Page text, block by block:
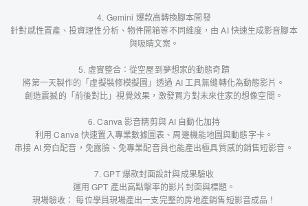
4. Gemini 爆款高轉換腳本開發
針對感性置產、投資理性分析、物件開箱等不同維度，由 AI 快速生成影音腳本
與吸睛文案。
5. 虛實整合：從空屋到夢想家的動態奇蹟
將第一天製作的「虛擬裝修模擬圖」透過 AI 工具無縫轉化為動態影片。
創造震撼的「前後對比」視覺效果，激發買方對未來住家的想像空間。
6. Canva 影音精剪與 AI 自動化加持
利用 Canva 快速置入專業數據圖表、周邊機能地圖與動態字卡。
串接 AI 旁白配音，免露臉、免專業配音員也能產出極具質感的銷售短影音。
7. GPT 爆款封面設計與成果驗收
運用 GPT 產出高點擊率的影片封面與標題。
現場驗收： 每位學員現場產出一支完整的房地產銷售短影音成品！